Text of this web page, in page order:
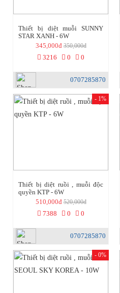
Thiết bị diệt muỗi SUNNY
STAR XANH - 6W
345,000đ350,000đ
3216 0 0
0707285870
- 1%
Thiết bị diệt ruồi , muỗi độc
quyền KTP - 6W
510,000đ520,000đ
7388 0 0
0707285870
- 0%